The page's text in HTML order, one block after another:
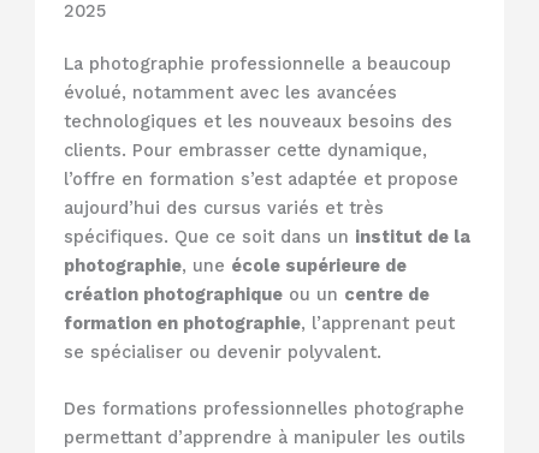
2025
La photographie professionnelle a beaucoup
évolué, notamment avec les avancées
technologiques et les nouveaux besoins des
clients. Pour embrasser cette dynamique,
l’offre en formation s’est adaptée et propose
aujourd’hui des cursus variés et très
spécifiques. Que ce soit dans un institut de la
photographie, une école supérieure de
création photographique ou un centre de
formation en photographie, l’apprenant peut
se spécialiser ou devenir polyvalent.
Des formations professionnelles photographe
permettant d’apprendre à manipuler les outils